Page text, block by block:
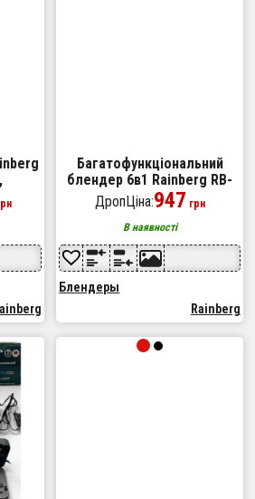
3
Багатофункціональний
блендер 6в1 Rainberg RB-
2293 1200Вт кухонний
подрібнювач ручний
блендер міксер Red
ДропЦіна:947 грн
В наявності
Блендеры
Rainberg